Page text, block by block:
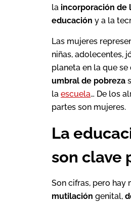
la incorporación de
educación y a la
Las mujeres
niñas, adolecentes,
planeta en la que se
umbral de pobreza
la escuela… De los
partes son mujeres.
La
son clave
Son cifras, pero hay
mutilación genital,